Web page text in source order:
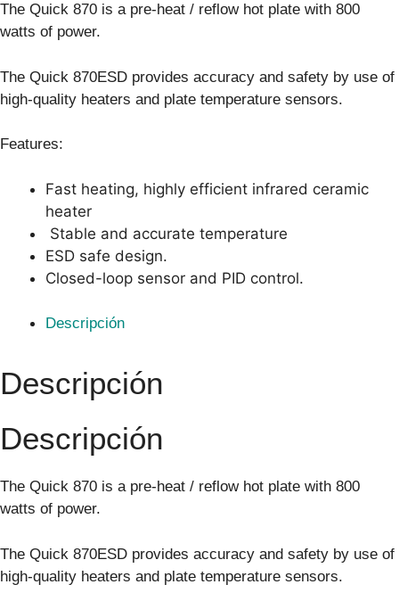
The Quick 870 is a pre-heat / reflow hot plate with 800
watts of power.
The Quick 870ESD provides accuracy and safety by use of
high-quality heaters and plate temperature sensors.
Features:
Fast heating, highly efficient infrared ceramic
heater
Stable and accurate temperature
ESD safe design.
Closed-loop sensor and PID control.
Descripción
Descripción
Descripción
The Quick 870 is a pre-heat / reflow hot plate with 800
watts of power.
The Quick 870ESD provides accuracy and safety by use of
high-quality heaters and plate temperature sensors.